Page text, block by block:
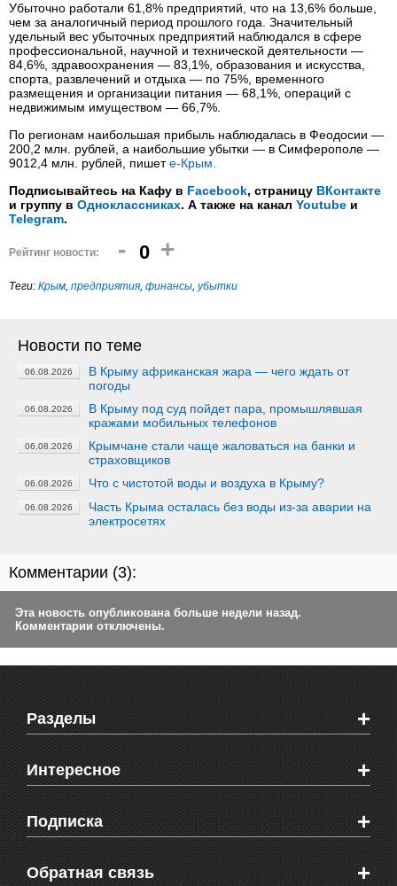
Убыточно работали 61,8% предприятий, что на 13,6% больше,
чем за аналогичный период прошлого года. Значительный
удельный вес убыточных предприятий наблюдался в сфере
профессиональной, научной и технической деятельности —
84,6%, здравоохранения — 83,1%, образования и искусства,
спорта, развлечений и отдыха — по 75%, временного
размещения и организации питания — 68,1%, операций с
недвижимым имуществом — 66,7%.
По регионам наибольшая прибыль наблюдалась в Феодосии —
200,2 млн. рублей, а наибольшие убытки — в Симферополе —
9012,4 млн. рублей, пишете-Крым.
Подписывайтесь на Кафу в Facebook, страницу ВКонтакте
и группу в Одноклассниках. А также на канал Youtube и
Telegram.
Рейтинг новости: - 0 +
Теги: Крым, предприятия, финансы, убытки
Новости по теме
06.08.2026
В Крыму африканская жара — чего ждать от
погоды
06.08.2026
В Крыму под суд пойдет пара, промышлявшая
кражами мобильных телефонов
06.08.2026
Крымчане стали чаще жаловаться на банки и
страховщиков
06.08.2026 Что с чистотой воды и воздуха в Крыму?
06.08.2026
Часть Крыма осталась без воды из-за аварии на
электросетях
Комментарии (3):
Эта новость опубликована больше недели назад.
Комментарии отключены.
Разделы +
Новости Феодосии
Новости Крыма
Мировые новости
Объявления
Здоровье
СМС мнения читателей
Интересное +
Видео о Феодосии
Веб-камеры Феодосии
Блоги феодосийцев
Школы Феодосии
Подписка +
Печатная версия газеты "Кафа"
RSS
Обратная связь +